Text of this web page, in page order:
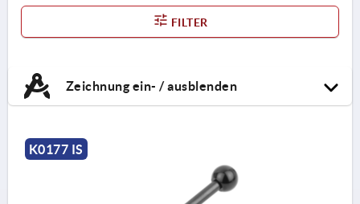
FILTER
Zeichnung ein- / ausblenden
K0177 IS